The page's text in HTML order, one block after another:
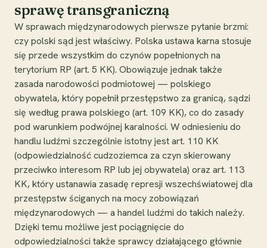
sprawę transgraniczną
W sprawach międzynarodowych pierwsze pytanie brzmi:
czy polski sąd jest właściwy. Polska ustawa karna stosuje
się przede wszystkim do czynów popełnionych na
terytorium RP (art. 5 KK). Obowiązuje jednak także
zasada narodowości podmiotowej — polskiego
obywatela, który popełnił przestępstwo za granicą, sądzi
się według prawa polskiego (art. 109 KK), co do zasady
pod warunkiem podwójnej karalności. W odniesieniu do
handlu ludźmi szczególnie istotny jest art. 110 KK
(odpowiedzialność cudzoziemca za czyn skierowany
przeciwko interesom RP lub jej obywatela) oraz art. 113
KK, który ustanawia zasadę represji wszechświatowej dla
przestępstw ściganych na mocy zobowiązań
międzynarodowych — a handel ludźmi do takich należy.
Dzięki temu możliwe jest pociągnięcie do
odpowiedzialności także sprawcy działającego głównie